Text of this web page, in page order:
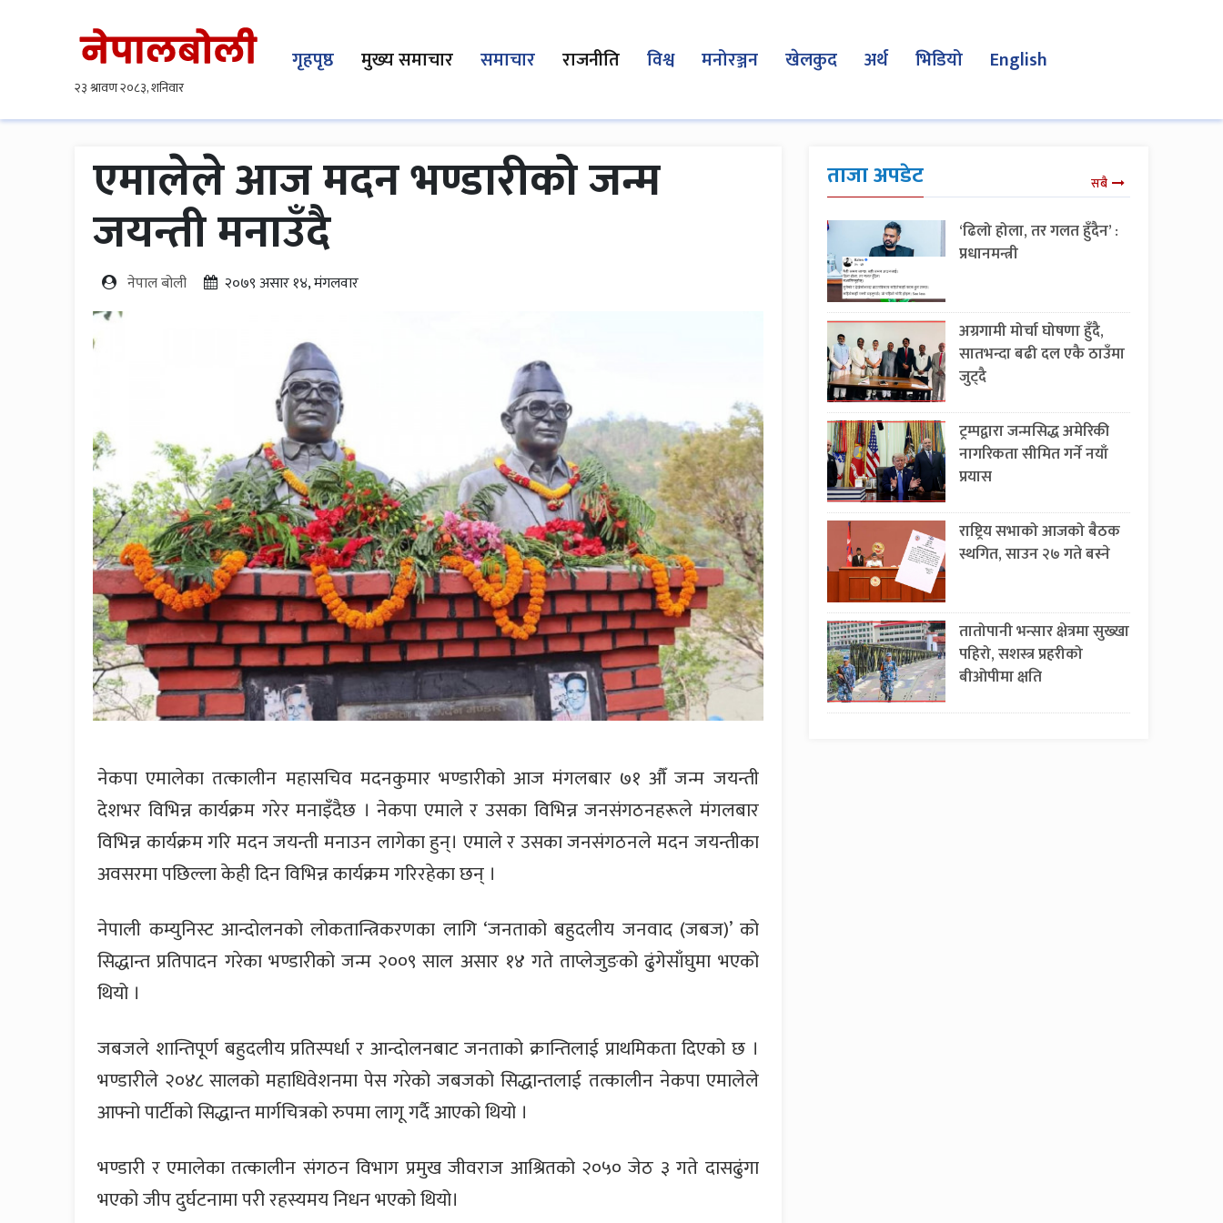
गृहपृष्ठ मुख्य समाचार समाचार राजनीति विश्व मनोरञ्जन खेलकुद अर्थ भिडियो English
एमालेले आज मदन भण्डारीको जन्म
जयन्ती मनाउँदै
नेपाल बोली २०७९ असार १४, मंगलवार
नेकपा एमालेका तत्कालीन महासचिव मदनकुमार भण्डारीको आज मंगलबार ७१ औँ जन्म जयन्ती
देशभर विभिन्न कार्यक्रम गरेर मनाइँदैछ । नेकपा एमाले र उसका विभिन्न जनसंगठनहरूले मंगलबार
विभिन्न कार्यक्रम गरि मदन जयन्ती मनाउन लागेका हुन्। एमाले र उसका जनसंगठनले मदन जयन्तीका
अवसरमा पछिल्ला केही दिन विभिन्न कार्यक्रम गरिरहेका छन् ।
नेपाली कम्युनिस्ट आन्दोलनको लोकतान्त्रिकरणका लागि ‘जनताको बहुदलीय जनवाद (जबज)’ को
सिद्धान्त प्रतिपादन गरेका भण्डारीको जन्म २००९ साल असार १४ गते ताप्लेजुङको ढुंगेसाँघुमा भएको
थियो ।
जबजले शान्तिपूर्ण बहुदलीय प्रतिस्पर्धा र आन्दोलनबाट जनताको क्रान्तिलाई प्राथमिकता दिएको छ ।
भण्डारीले २०४८ सालको महाधिवेशनमा पेस गरेको जबजको सिद्धान्तलाई तत्कालीन नेकपा एमालेले
आफ्नो पार्टीको सिद्धान्त मार्गचित्रको रुपमा लागू गर्दै आएको थियो ।
भण्डारी र एमालेका तत्कालीन संगठन विभाग प्रमुख जीवराज आश्रितको २०५० जेठ ३ गते दासढुंगा
भएको जीप दुर्घटनामा परी रहस्यमय निधन भएको थियो।
ताजा अपडेट सबै
‘ढिलो होला, तर गलत हुँदैन’ :
प्रधानमन्त्री
अग्रगामी मोर्चा घोषणा हुँदै,
सातभन्दा बढी दल एकै ठाउँमा
जुट्दै
ट्रम्पद्वारा जन्मसिद्ध अमेरिकी
नागरिकता सीमित गर्ने नयाँ
प्रयास
राष्ट्रिय सभाको आजको बैठक
स्थगित, साउन २७ गते बस्ने
तातोपानी भन्सार क्षेत्रमा सुख्खा
पहिरो, सशस्त्र प्रहरीको
बीओपीमा क्षति